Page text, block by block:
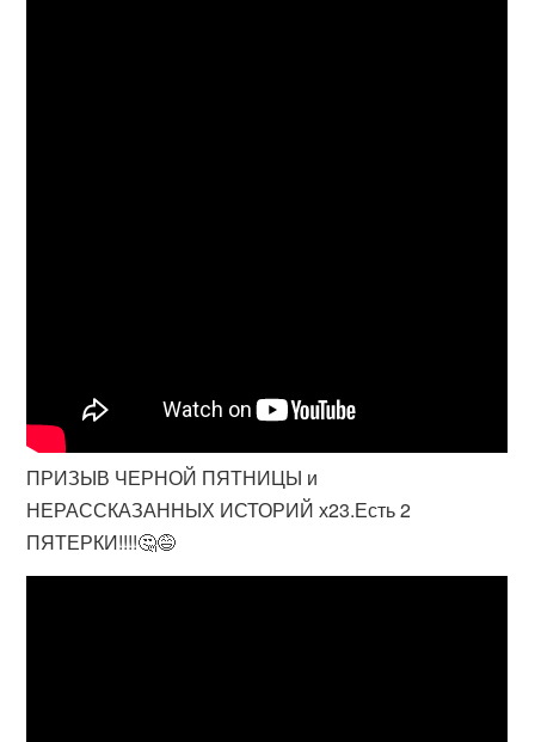
ПРИЗЫВ ЧЕРНОЙ ПЯТНИЦЫ и
НЕРАССКАЗАННЫХ ИСТОРИЙ х23.Есть 2
ПЯТЕРКИ!!!!🤔😅